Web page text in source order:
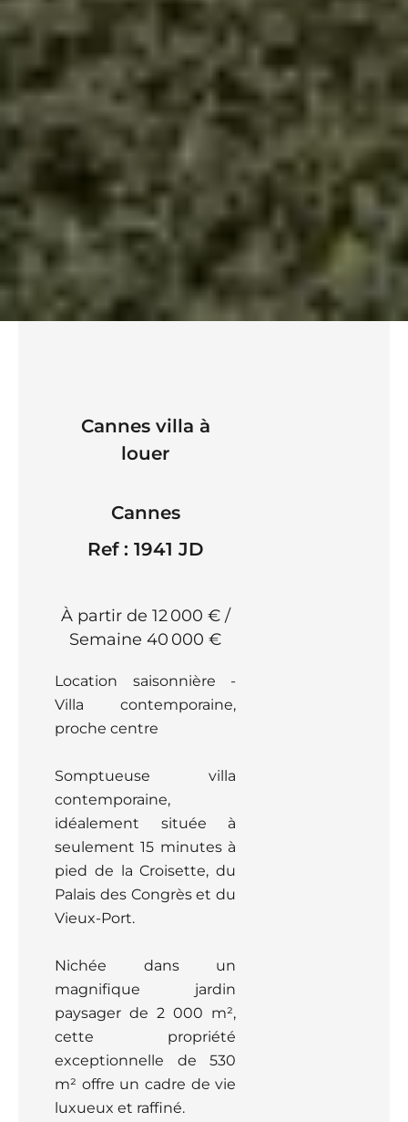
Cannes villa à
louer
Cannes
Ref : 1941 JD
À partir de 12 000 € /
Semaine40 000 €
Location saisonnière -
Villa contemporaine,
proche centre
Somptueuse villa
contemporaine,
idéalement située à
seulement 15 minutes à
pied de la Croisette, du
Palais des Congrès et du
Vieux-Port.
Nichée dans un
magnifique jardin
paysager de 2 000 m²,
cette propriété
exceptionnelle de 530
m² offre un cadre de vie
luxueux et raffiné.